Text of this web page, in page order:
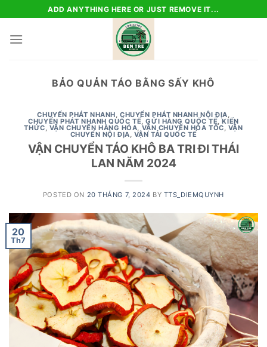
to
content
ADD ANYTHING HERE OR JUST REMOVE IT...
BẢO QUẢN TÁO BẰNG SẤY KHÔ
CHUYỂN PHÁT NHANH,CHUYỂN PHÁT NHANH NỘI ĐỊA,
CHUYỂN PHÁT NHANH QUỐC TẾ,GỬI HÀNG QUỐC TẾ,KIẾN
THỨC, VẬN CHUYỂN HÀNG HÓA, VẬN CHUYỂN HỎA TỐC, VẬN
CHUYỂN NỘI ĐỊA, VẬN TẢI QUỐC TẾ
VẬN CHUYỂN TÁO KHÔ BA TRI ĐI THÁI
LAN NĂM 2024
POSTED ON 20 THÁNG 7, 2024 BY TTS_DIEMQUYNH
20
Th7